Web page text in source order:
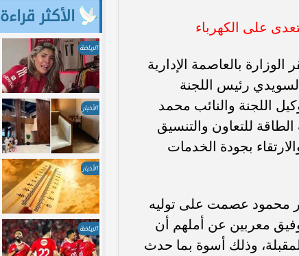
على الكهرباء
بالعاصمة الإدارية
رئيس اللجنة
اللجنة والنائب محمد
للتعاون والتنسيق
بجودة الخدمات
محمود عصمت على توليه
معربين عن أملهم أن
وذلك أسوة بما حدث
الأكثر قراءة
الرياضة
الأخبار
الأخبار
الرياضة